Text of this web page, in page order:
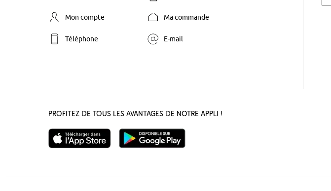
Mon compte Ma commande
Téléphone E-mail
Profitez de tous les avantages de notre appli !